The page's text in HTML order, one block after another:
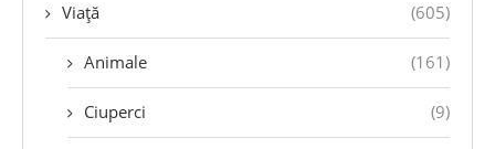
Viață (605)
Animale (161)
Ciuperci (9)